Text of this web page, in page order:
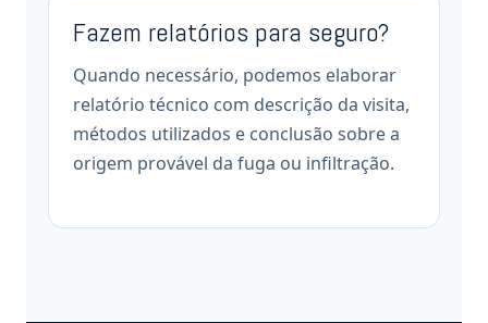
Fazem relatórios para seguro?
Quando necessário, podemos elaborar
relatório técnico com descrição da visita,
métodos utilizados e conclusão sobre a
origem provável da fuga ou infiltração.